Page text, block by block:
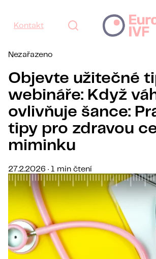
Kontakt
Nezařazeno
Objevte užitečné
webináře: Když
ovlivňuje šance:
tipy pro zdravou
miminku
27.2.2026 · 1 min čtení